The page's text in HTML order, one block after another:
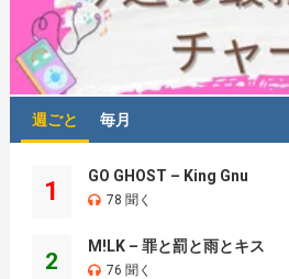
週ごと 毎月
1
GO GHOST – King Gnu
78 聞く
2
M!LK – 罪と罰と雨とキス
76 聞く